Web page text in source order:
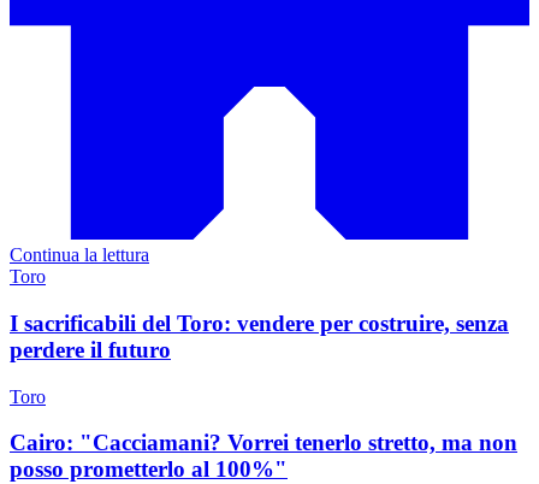
Continua la lettura
Toro
I sacrificabili del Toro: vendere per costruire, senza
perdere il futuro
Toro
Cairo: "Cacciamani? Vorrei tenerlo stretto, ma non
posso prometterlo al 100%"